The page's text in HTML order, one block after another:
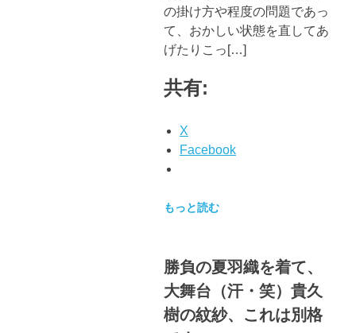
の掛け方や程度の問題であっ
て、おかしい状態を直してあ
げたりこっ[…]
共有:
X
Facebook
もっと読む
勝負の夏羽織を着て、
大舞台（汗・笑）貴久
樹の紋紗、これは別格